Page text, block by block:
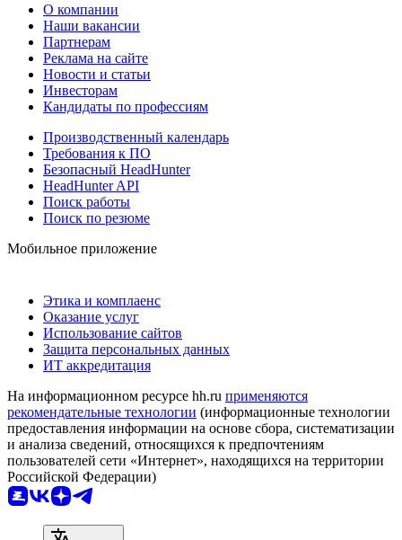
О компании
Наши вакансии
Партнерам
Реклама на сайте
Новости и статьи
Инвесторам
Кандидаты по профессиям
Производственный календарь
Требования к ПО
Безопасный HeadHunter
HeadHunter API
Поиск работы
Поиск по резюме
Мобильное приложение
Этика и комплаенс
Оказание услуг
Использование сайтов
Защита персональных данных
ИТ аккредитация
На информационном ресурсе hh.ru применяются
рекомендательные технологии (информационные технологии
предоставления информации на основе сбора, систематизации
и анализа сведений, относящихся к предпочтениям
пользователей сети «Интернет», находящихся на территории
Российской Федерации)